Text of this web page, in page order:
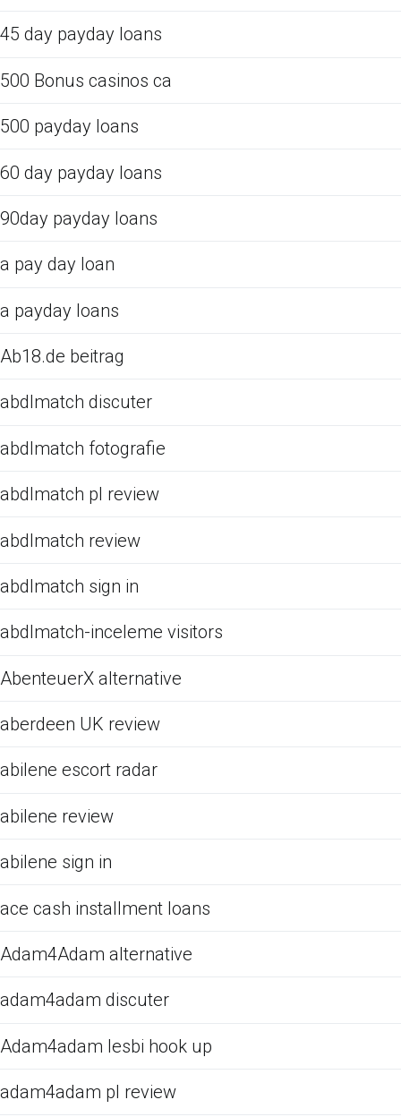
45 day payday loans
500 Bonus casinos ca
500 payday loans
60 day payday loans
90day payday loans
a pay day loan
a payday loans
Ab18.de beitrag
abdlmatch discuter
abdlmatch fotografie
abdlmatch pl review
abdlmatch review
abdlmatch sign in
abdlmatch-inceleme visitors
AbenteuerX alternative
aberdeen UK review
abilene escort radar
abilene review
abilene sign in
ace cash installment loans
Adam4Adam alternative
adam4adam discuter
Adam4adam lesbi hook up
adam4adam pl review